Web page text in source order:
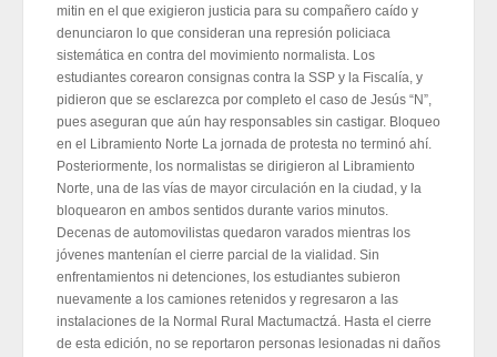
mitin en el que exigieron justicia para su compañero caído y
denunciaron lo que consideran una represión policiaca
sistemática en contra del movimiento normalista. Los
estudiantes corearon consignas contra la SSP y la Fiscalía, y
pidieron que se esclarezca por completo el caso de Jesús “N”,
pues aseguran que aún hay responsables sin castigar. Bloqueo
en el Libramiento Norte La jornada de protesta no terminó ahí.
Posteriormente, los normalistas se dirigieron al Libramiento
Norte, una de las vías de mayor circulación en la ciudad, y la
bloquearon en ambos sentidos durante varios minutos.
Decenas de automovilistas quedaron varados mientras los
jóvenes mantenían el cierre parcial de la vialidad. Sin
enfrentamientos ni detenciones, los estudiantes subieron
nuevamente a los camiones retenidos y regresaron a las
instalaciones de la Normal Rural Mactumactzá. Hasta el cierre
de esta edición, no se reportaron personas lesionadas ni daños